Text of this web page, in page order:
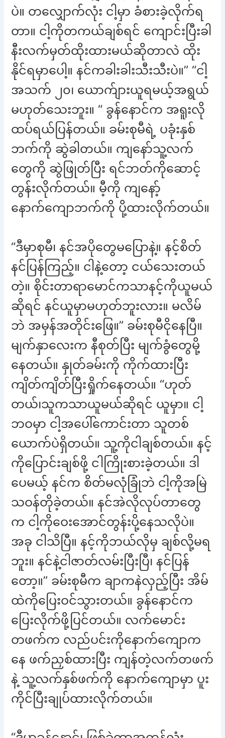
ပဲ။ တလျှောက်လုံး ငါ့မှာ ခံစားခဲ့လိုက်ရ
တာ။ ငါ့ကိုတကယ်ချစ်ရင် ကျောင်းပြီးခါ
နီးလက်မှတ်ထိုးထားမယ်ဆိုတာလဲ ထိုး
နိုင်ရမှာပေါ့။ နင်ကခါးခါးသီးသီးပဲ။” “ငါ့
အသက် ၂၀၊ ယောက်ျားယူရမယ့်အရွယ်
မဟုတ်သေးဘူး။ “ ခွန်နောင်က အရူးလို
ထပ်ရယ်ပြန်တယ်။ ခမ်းစုမီရဲ့ ပခုံးနှစ်
ဘက်ကို ဆွဲခါတယ်။ ကျနော်သူ့လက်
တွေကို ဆွဲဖြုတ်ပြီး ရင်ဘတ်ကိုဆောင့်
တွန်းလိုက်တယ်။ မီ့ကို ကျနော့်
နောက်ကျောဘက်ကို ပို့ထားလိုက်တယ်။
“ဒီမှာစုမီ၊ နင်အပိုတွေမပြောနဲ့။ နင့်စိတ်
နင်ပြန်ကြည့်။ ငါနဲ့တော့ ငယ်သေးတယ်
တဲ့။ စိုင်းတာရာမောင်ကသာနင့်ကိုယူမယ်
ဆိုရင် နင်ယူမှာမဟုတ်ဘူးလား။ မလိမ်
ဘဲ အမှန်အတိုင်းဖြေ။” ခမ်းစုမီငိုနေပြီ။
မျက်နှာလေးက နီစုတ်ပြီး မျက်ခွံတွေမို့
နေတယ်။ နှုတ်ခမ်းကို ကိုက်ထားပြီး
ကျိတ်ကျိတ်ပြီးရှိုက်နေတယ်။ “ဟုတ်
တယ်၊သူကသာယူမယ်ဆိုရင် ယူမှာ။ ငါ့
ဘဝမှာ ငါ့အပေါ်ကောင်းတာ သူတစ်
ယောက်ပဲရှိတယ်။ သူ့ကိုငါချစ်တယ်။ နင့်
ကိုပြောင်းချစ်ဖို့ ငါကြိုးစားခဲ့တယ်။ ဒါ
ပေမယ့် နင်က စိတ်မလုံခြုံဘဲ ငါ့ကိုအမြဲ
သဝန်တိုခဲ့တယ်။ နင်အဲလိုလုပ်တာတွေ
က ငါ့ကိုဝေးအောင်တွန်းပို့နေသလိုပဲ။
အခု ငါသိပြီ။ နင့်ကိုဘယ်လိုမှ ချစ်လို့မရ
ဘူး။ နင်နဲ့ငါဇာတ်လမ်းပြီးပြီ၊ နင်ပြန်
တော့။” ခမ်းစုမီက ချာကနဲလှည့်ပြီး အိမ်
ထဲကိုပြေးဝင်သွားတယ်။ ခွန်နောင်က
ပြေးလိုက်ဖို့ပြင်တယ်။ လက်မောင်း
တဖက်က လည်ပင်းကိုနောက်ကျောက
နေ ဖက်ညှစ်ထားပြီး ကျန်တဲ့လက်တဖက်
နဲ့ သူ့လက်နှစ်ဖက်ကို နောက်ကျောမှာ ပူး
ကိုင်ပြီးချုပ်ထားလိုက်တယ်။